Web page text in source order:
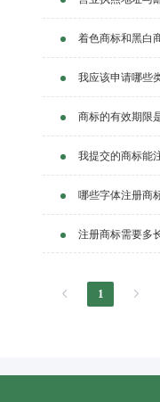
着色商标和黑白
我应该申请哪些
商标的有效期限
我提交的商标能
哪些字体注册商
注册商标需要多
1